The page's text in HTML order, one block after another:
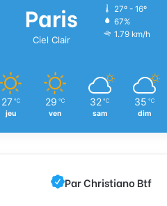
Paris
Ciel Clair
27º - 16º
67%
1.79 km/h
27 ℃
jeu
29 ℃
ven
32 ℃
sam
35 ℃
dim
Par Christiano Btf